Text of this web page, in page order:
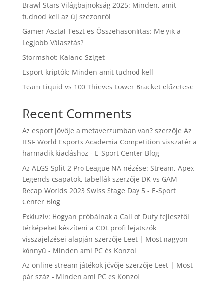
Brawl Stars Világbajnokság 2025: Minden, amit
tudnod kell az új szezonról
Gamer Asztal Teszt és Összehasonlítás: Melyik a
Legjobb Választás?
Stormshot: Kaland Sziget
Esport kriptók: Minden amit tudnod kell
Team Liquid vs 100 Thieves Lower Bracket előzetese
Recent Comments
Az esport jövője a metaverzumban van?szerzője Az
IESF World Esports Academia Competition visszatér a
harmadik kiadáshoz - E-Sport Center Blog
Az ALGS Split 2 Pro League NA nézése: Stream, Apex
Legends csapatok, tabellákszerzője DK vs GAM
Recap Worlds 2023 Swiss Stage Day 5 - E-Sport
Center Blog
Exkluzív: Hogyan próbálnak a Call of Duty fejlesztői
térképeket készíteni a CDL profi lejátszók
visszajelzései alapján szerzője Leet | Most nagyon
könnyű - Minden ami PC és Konzol
Az online stream játékok jövője szerzője Leet | Most
pár száz - Minden ami PC és Konzol